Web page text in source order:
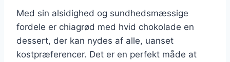
Med sin alsidighed og sundhedsmæssige
fordele er chiagrød med hvid chokolade en
dessert, der kan nydes af alle, uanset
kostpræferencer. Det er en perfekt måde at